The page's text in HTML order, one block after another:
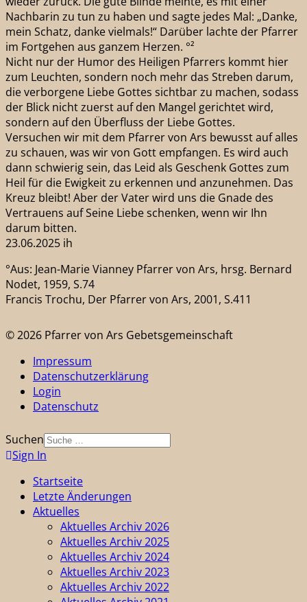
Nachbarin zu tun zu haben und sagte jedes Mal: „Danke,
mein Schatz, danke vielmals!“ Darüber lachte der Pfarrer
im Fortgehen aus ganzem Herzen. °²
Nicht nur der Humor des Heiligen Pfarrers kommt hier
zum Leuchten, sondern noch mehr das Streben darum,
die verborgene Liebe Gottes sichtbar zu machen, sodass
der Blick nicht zuerst auf den Mangel gerichtet wird,
sondern auf den Überfluss der Liebe Gottes.
Versuchen wir mit dem Pfarrer von Ars bewusst auf alles
zu schauen, was wir von Gott empfangen. Es wird auch
dann schwierig sein, das Leid als Geschenk Gottes zum
Heil für die Ewigkeit zu erkennen und anzunehmen. Das
Kreuz bleibt! Aber der Vater wird uns die Gnade des
Vertrauens auf Seine Liebe schenken, wenn wir Ihn
darum bitten.
23.06.2025 ih
°Aus: Jean-Marie Vianney Pfarrer von Ars, hrsg. Bernard
Nodet, 1959, S.74
Francis Trochu, Der Pfarrer von Ars, 2001, S.411
© 2026 Pfarrer von Ars Gebetsgemeinschaft
Impressum
Datenschutzerklärung
Login
Datenschutz
Suchen
Sign In
Startseite
Letzte Änderungen
Aktuelles
Aktuelles Archiv 2026
Aktuelles Archiv 2025
Aktuelles Archiv 2024
Aktuelles Archiv 2023
Aktuelles Archiv 2022